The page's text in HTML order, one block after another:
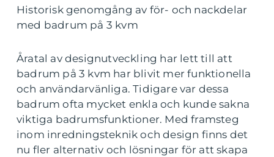
Historisk genomgång av för- och nackdelar
med badrum på 3 kvm
Åratal av designutveckling har lett till att
badrum på 3 kvm har blivit mer funktionella
och användarvänliga. Tidigare var dessa
badrum ofta mycket enkla och kunde sakna
viktiga badrumsfunktioner. Med framsteg
inom inredningsteknik och design finns det
nu fler alternativ och lösningar för att skapa